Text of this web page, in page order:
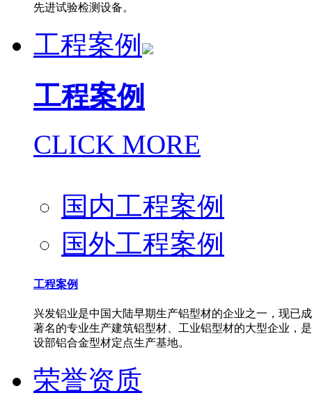
先进试验检测设备。
工程案例
工程案例
CLICK MORE
国内工程案例
国外工程案例
工程案例
兴发铝业是中国大陆早期生产铝型材的企业之一，现已
著名的专业生产建筑铝型材、工业铝型材的大型企业，
设部铝合金型材定点生产基地。
荣誉资质